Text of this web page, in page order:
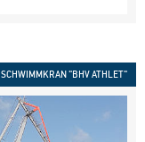
SCHWIMMKRAN "BHV ATHLET"